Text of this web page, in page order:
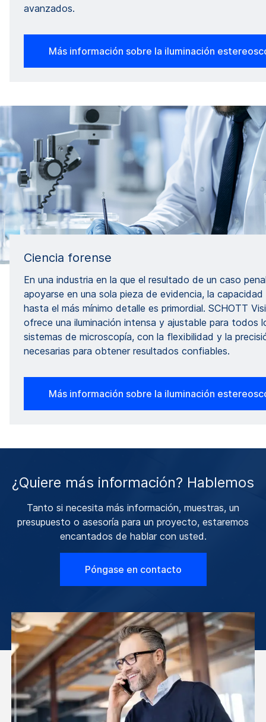
avanzados.
Más información sobre la iluminación
Ciencia forense
En una industria en la que el resultado de un caso
apoyarse en una sola pieza de evidencia, la
hasta el más mínimo detalle es primordial. SCHOTT
ofrece una iluminación intensa y ajustable para todos
sistemas de microscopía, con la flexibilidad y la
necesarias para obtener resultados confiables.
Más información sobre la iluminación
¿Quiere más información? Hablemos
Tanto si necesita más información, muestras, un
presupuesto o asesoría para un proyecto, estaremos
encantados de hablar con usted.
Póngase en contacto